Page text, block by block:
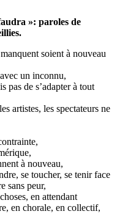
»: paroles de
soient à nouveau
un inconnu,
pas de s’adapter à tout
artistes, les spectateurs ne
à nouveau,
se toucher, se tenir face
sans peur,
en attendant
en chorale, en collectif,